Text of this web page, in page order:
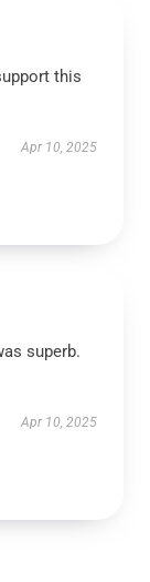
this
Apr 10, 2025
superb.
Apr 10, 2025